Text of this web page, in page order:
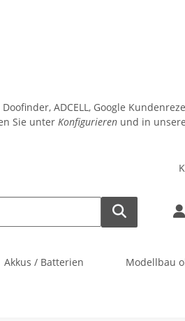
ADCELL, Google
Sie unter Konfigurieren und in
Akkus / Batterien Modellbau